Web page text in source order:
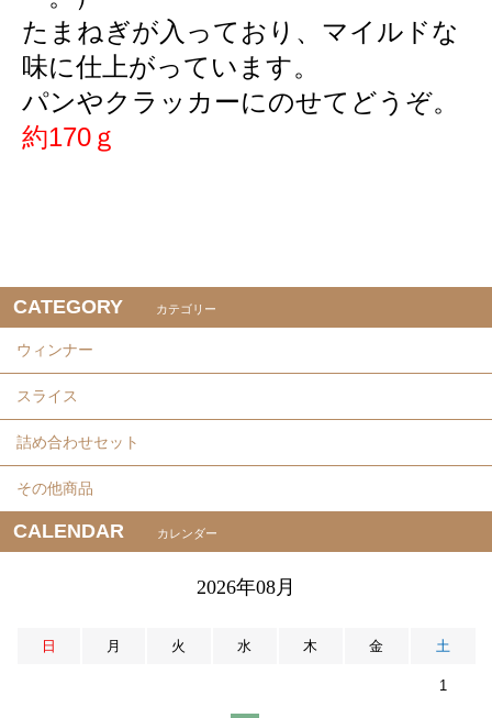
たまねぎが入っており、マイルドな
味に仕上がっています。
パンやクラッカーにのせてどうぞ。
約170ｇ
CATEGORY カテゴリー
ウィンナー
スライス
詰め合わせセット
その他商品
CALENDAR カレンダー
2026年08月
日 月 火 水 木 金 土
1